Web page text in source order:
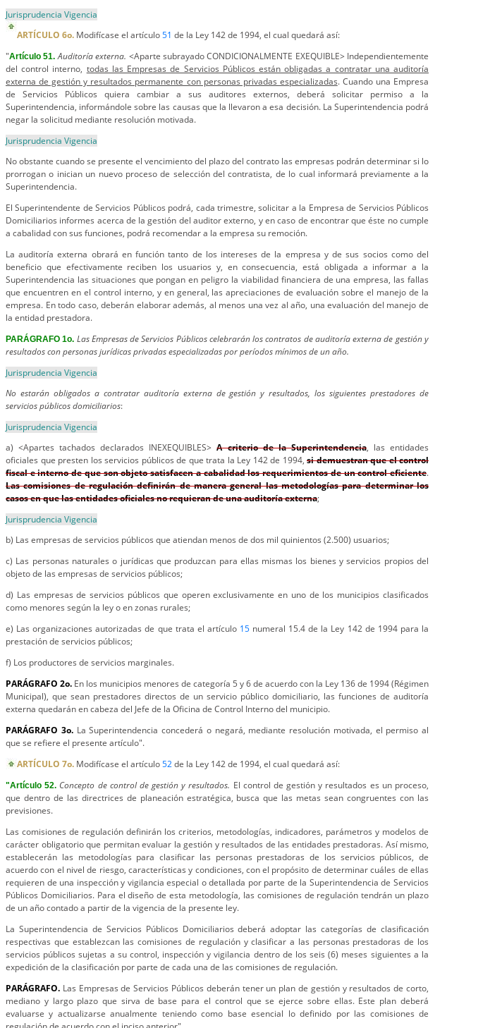
Jurisprudencia Vigencia
ARTÍCULO 6o. Modifícase el artículo51 de la Ley 142 de 1994, el cual quedará así:
"Artículo 51. Auditoría externa. <Aparte subrayado CONDICIONALMENTE EXEQUIBLE> Independientemente
del control interno, todas las Empresas de Servicios Públicos están obligadas a contratar una auditoría
externa de gestión y resultados permanente con personas privadas especializadas. Cuando una Empresa
de Servicios Públicos quiera cambiar a sus auditores externos, deberá solicitar permiso a la
Superintendencia, informándole sobre las causas que la llevaron a esa decisión. La Superintendencia podrá
negar la solicitud mediante resolución motivada.
Jurisprudencia Vigencia
No obstante cuando se presente el vencimiento del plazo del contrato las empresas podrán determinar si lo
prorrogan o inician un nuevo proceso de selección del contratista, de lo cual informará previamente a la
Superintendencia.
El Superintendente de Servicios Públicos podrá, cada trimestre, solicitar a la Empresa de Servicios Públicos
Domiciliarios informes acerca de la gestión del auditor externo, y en caso de encontrar que éste no cumple
a cabalidad con sus funciones, podrá recomendar a la empresa su remoción.
La auditoría externa obrará en función tanto de los intereses de la empresa y de sus socios como del
beneficio que efectivamente reciben los usuarios y, en consecuencia, está obligada a informar a la
Superintendencia las situaciones que pongan en peligro la viabilidad financiera de una empresa, las fallas
que encuentren en el control interno, y en general, las apreciaciones de evaluación sobre el manejo de la
empresa. En todo caso, deberán elaborar además, al menos una vez al año, una evaluación del manejo de
la entidad prestadora.
PARÁGRAFO 1o. Las Empresas de Servicios Públicos celebrarán los contratos de auditoría externa de gestión y
resultados con personas jurídicas privadas especializadas por períodos mínimos de un año.
Jurisprudencia Vigencia
No estarán obligados a contratar auditoría externa de gestión y resultados, los siguientes prestadores de
servicios públicos domiciliarios:
Jurisprudencia Vigencia
a) <Apartes tachados declarados INEXEQUIBLES>A criterio de la Superintendencia, las entidades
oficiales que presten los servicios públicos de que trata la Ley 142 de 1994, si demuestran que el control
fiscal e interno de que son objeto satisfacen a cabalidad los requerimientos de un control eficiente.
Las comisiones de regulación definirán de manera general las metodologías para determinar los
casos en que las entidades oficiales no requieran de una auditoría externa;
Jurisprudencia Vigencia
b) Las empresas de servicios públicos que atiendan menos de dos mil quinientos (2.500) usuarios;
c) Las personas naturales o jurídicas que produzcan para ellas mismas los bienes y servicios propios del
objeto de las empresas de servicios públicos;
d) Las empresas de servicios públicos que operen exclusivamente en uno de los municipios clasificados
como menores según la ley o en zonas rurales;
e) Las organizaciones autorizadas de que trata el artículo 15numeral 15.4 de la Ley 142 de 1994 para la
prestación de servicios públicos;
f) Los productores de servicios marginales.
PARÁGRAFO 2o. En los municipios menores de categoría 5 y 6 de acuerdo con la Ley 136 de 1994 (Régimen
Municipal), que sean prestadores directos de un servicio público domiciliario, las funciones de auditoría
externa quedarán en cabeza del Jefe de la Oficina de Control Interno del municipio.
PARÁGRAFO 3o.La Superintendencia concederá o negará, mediante resolución motivada, el permiso al
que se refiere el presente artículo".
ARTÍCULO 7o. Modifícase el artículo52de la Ley 142 de 1994, el cual quedará así:
"Artículo 52. Concepto de control de gestión y resultados. El control de gestión y resultados es un proceso,
que dentro de las directrices de planeación estratégica, busca que las metas sean congruentes con las
previsiones.
Las comisiones de regulación definirán los criterios, metodologías, indicadores, parámetros y modelos de
carácter obligatorio que permitan evaluar la gestión y resultados de las entidades prestadoras. Así mismo,
establecerán las metodologías para clasificar las personas prestadoras de los servicios públicos, de
acuerdo con el nivel de riesgo, características y condiciones, con el propósito de determinar cuáles de ellas
requieren de una inspección y vigilancia especial o detallada por parte de la Superintendencia de Servicios
Públicos Domiciliarios. Para el diseño de esta metodología, las comisiones de regulación tendrán un plazo
de un año contado a partir de la vigencia de la presente ley.
La Superintendencia de Servicios Públicos Domiciliarios deberá adoptar las categorías de clasificación
respectivas que establezcan las comisiones de regulación y clasificar a las personas prestadoras de los
servicios públicos sujetas a su control, inspección y vigilancia dentro de los seis (6) meses siguientes a la
expedición de la clasificación por parte de cada una de las comisiones de regulación.
PARÁGRAFO. Las Empresas de Servicios Públicos deberán tener un plan de gestión y resultados de corto,
mediano y largo plazo que sirva de base para el control que se ejerce sobre ellas. Este plan deberá
evaluarse y actualizarse anualmente teniendo como base esencial lo definido por las comisiones de